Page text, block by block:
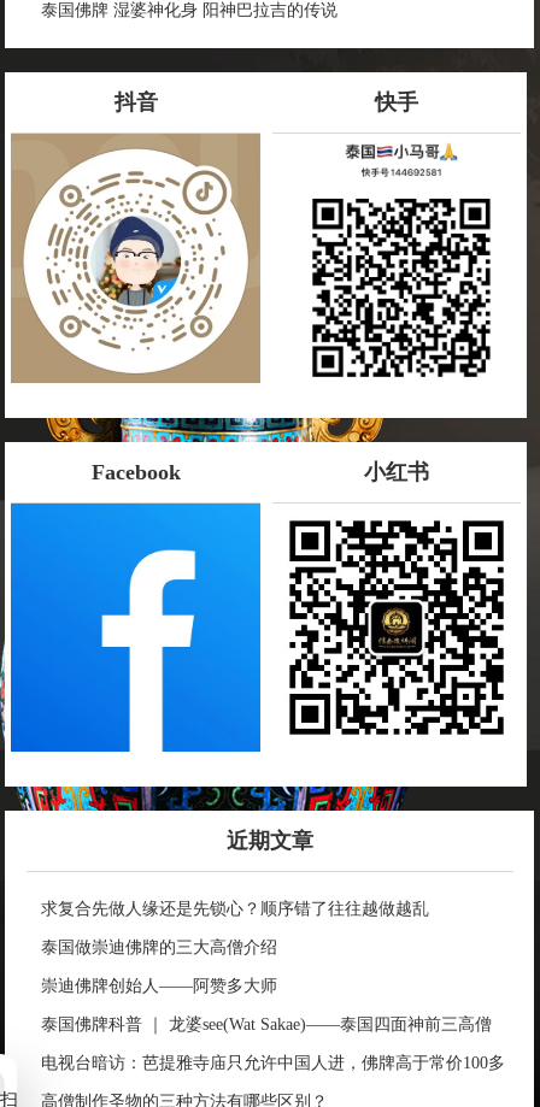
泰国佛牌 湿婆神化身 阳神巴拉吉的传说
抖音 快手
Facebook 小红书
近期文章
求复合先做人缘还是先锁心？顺序错了往往越做越乱
泰国做崇迪佛牌的三大高僧介绍
崇迪佛牌创始人——阿赞多大师
泰国佛牌科普 ｜ 龙婆see(Wat Sakae)——泰国四面神前三高僧
电视台暗访：芭提雅寺庙只允许中国人进，佛牌高于常价100多
倍！
高僧制作圣物的三种方法有哪些区别？
扫